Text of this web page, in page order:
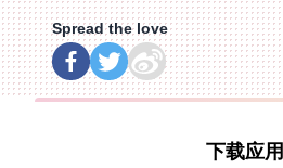
Spread the love
下载应用